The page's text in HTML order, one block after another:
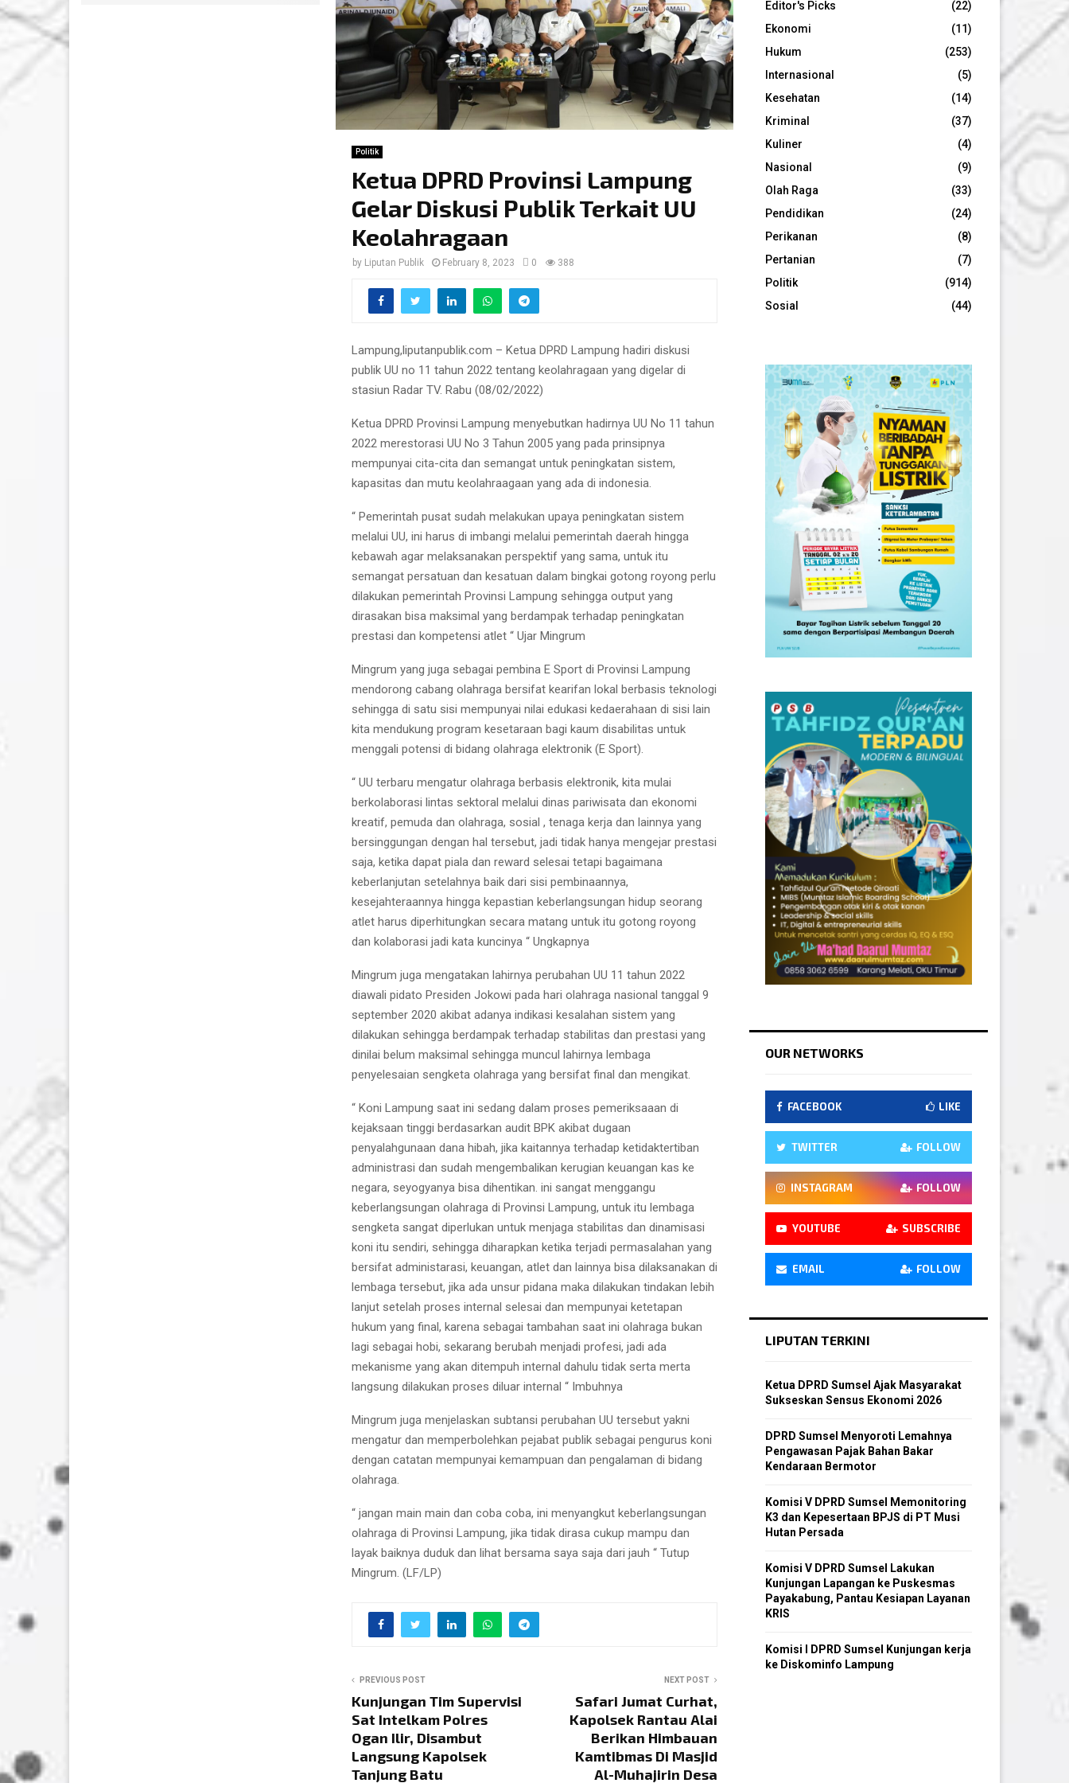
Politik
Ketua DPRD Provinsi Lampung
Gelar Diskusi Publik Terkait UU
Keolahragaan
by Liputan Publik February 8, 2023 0 388
Lampung,liputanpublik.com – Ketua DPRD Lampung hadiri diskusi
publik UU no 11 tahun 2022 tentang keolahragaan yang digelar di
stasiun Radar TV. Rabu (08/02/2022)
Ketua DPRD Provinsi Lampung menyebutkan hadirnya UU No 11 tahun
2022 merestorasi UU No 3 Tahun 2005 yang pada prinsipnya
mempunyai cita-cita dan semangat untuk peningkatan sistem,
kapasitas dan mutu keolahraagaan yang ada di indonesia.
“ Pemerintah pusat sudah melakukan upaya peningkatan sistem
melalui UU, ini harus di imbangi melalui pemerintah daerah hingga
kebawah agar melaksanakan perspektif yang sama, untuk itu
semangat persatuan dan kesatuan dalam bingkai gotong royong perlu
dilakukan pemerintah Provinsi Lampung sehingga output yang
dirasakan bisa maksimal yang berdampak terhadap peningkatan
prestasi dan kompetensi atlet “ Ujar Mingrum
Mingrum yang juga sebagai pembina E Sport di Provinsi Lampung
mendorong cabang olahraga bersifat kearifan lokal berbasis teknologi
sehingga di satu sisi mempunyai nilai edukasi kedaerahaan di sisi lain
kita mendukung program kesetaraan bagi kaum disabilitas untuk
menggali potensi di bidang olahraga elektronik (E Sport).
“ UU terbaru mengatur olahraga berbasis elektronik, kita mulai
berkolaborasi lintas sektoral melalui dinas pariwisata dan ekonomi
kreatif, pemuda dan olahraga, sosial , tenaga kerja dan lainnya yang
bersinggungan dengan hal tersebut, jadi tidak hanya mengejar prestasi
saja, ketika dapat piala dan reward selesai tetapi bagaimana
keberlanjutan setelahnya baik dari sisi pembinaannya,
kesejahteraannya hingga kepastian keberlangsungan hidup seorang
atlet harus diperhitungkan secara matang untuk itu gotong royong
dan kolaborasi jadi kata kuncinya “ Ungkapnya
Mingrum juga mengatakan lahirnya perubahan UU 11 tahun 2022
diawali pidato Presiden Jokowi pada hari olahraga nasional tanggal 9
september 2020 akibat adanya indikasi kesalahan sistem yang
dilakukan sehingga berdampak terhadap stabilitas dan prestasi yang
dinilai belum maksimal sehingga muncul lahirnya lembaga
penyelesaian sengketa olahraga yang bersifat final dan mengikat.
“ Koni Lampung saat ini sedang dalam proses pemeriksaaan di
kejaksaan tinggi berdasarkan audit BPK akibat dugaan
penyalahgunaan dana hibah, jika kaitannya terhadap ketidaktertiban
administrasi dan sudah mengembalikan kerugian keuangan kas ke
negara, seyogyanya bisa dihentikan. ini sangat menggangu
keberlangsungan olahraga di Provinsi Lampung, untuk itu lembaga
sengketa sangat diperlukan untuk menjaga stabilitas dan dinamisasi
koni itu sendiri, sehingga diharapkan ketika terjadi permasalahan yang
bersifat administarasi, keuangan, atlet dan lainnya bisa dilaksanakan di
lembaga tersebut, jika ada unsur pidana maka dilakukan tindakan lebih
lanjut setelah proses internal selesai dan mempunyai ketetapan
hukum yang final, karena sebagai tambahan saat ini olahraga bukan
lagi sebagai hobi, sekarang berubah menjadi profesi, jadi ada
mekanisme yang akan ditempuh internal dahulu tidak serta merta
langsung dilakukan proses diluar internal “ Imbuhnya
Mingrum juga menjelaskan subtansi perubahan UU tersebut yakni
mengatur dan memperbolehkan pejabat publik sebagai pengurus koni
dengan catatan mempunyai kemampuan dan pengalaman di bidang
olahraga.
“ jangan main main dan coba coba, ini menyangkut keberlangsungan
olahraga di Provinsi Lampung, jika tidak dirasa cukup mampu dan
layak baiknya duduk dan lihat bersama saya saja dari jauh “ Tutup
Mingrum. (LF/LP)
PREVIOUS POST
Kunjungan Tim Supervisi
Sat Intelkam Polres
Ogan Ilir, Disambut
Langsung Kapolsek
Tanjung Batu
NEXT POST
Safari Jumat Curhat,
Kapolsek Rantau Alai
Berikan Himbauan
Kamtibmas Di Masjid
Al-Muhajirin Desa
Editor's Picks
(22)
Ekonomi
(11)
Hukum
(253)
Internasional
(5)
Kesehatan
(14)
Kriminal
(37)
Kuliner
(4)
Nasional
(9)
Olah Raga
(33)
Pendidikan
(24)
Perikanan
(8)
Pertanian
(7)
Politik
(914)
Sosial
(44)
OUR NETWORKS
FACEBOOK LIKE
TWITTER FOLLOW
INSTAGRAM FOLLOW
YOUTUBE SUBSCRIBE
EMAIL FOLLOW
LIPUTAN TERKINI
Ketua DPRD Sumsel Ajak Masyarakat
Sukseskan Sensus Ekonomi 2026
DPRD Sumsel Menyoroti Lemahnya
Pengawasan Pajak Bahan Bakar
Kendaraan Bermotor
Komisi V DPRD Sumsel Memonitoring
K3 dan Kepesertaan BPJS di PT Musi
Hutan Persada
Komisi V DPRD Sumsel Lakukan
Kunjungan Lapangan ke Puskesmas
Payakabung, Pantau Kesiapan Layanan
KRIS
Komisi I DPRD Sumsel Kunjungan kerja
ke Diskominfo Lampung